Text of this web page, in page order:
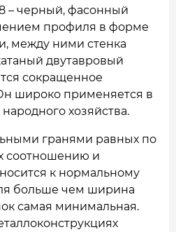
– черный, фасонный
профиля в форме
между ними стенка
двутавровый
сокращенное
широко применяется в
хозяйства.
гранями равных по
соотношению и
к нормальному
больше чем ширина
самая минимальная.